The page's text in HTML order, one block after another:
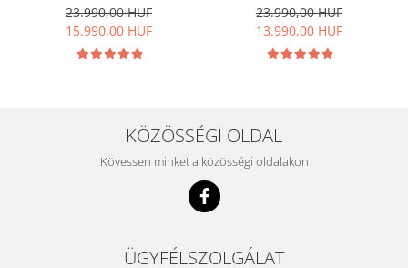
23.990,00 HUF
15.990,00 HUF
23.990,00 HUF
13.990,00 HUF
KÖZÖSSÉGI OLDAL
Kövessen minket a közösségi oldalakon
ÜGYFÉLSZOLGÁLAT